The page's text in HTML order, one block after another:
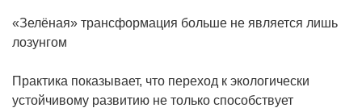
«Зелёная» трансформация больше не является лишь
лозунгом
Практика показывает, что переход к экологически
устойчивому развитию не только способствует